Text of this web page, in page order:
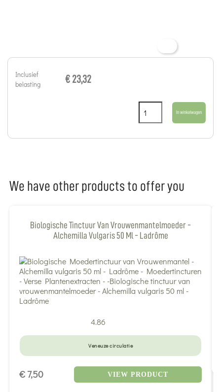
Inclusief
belasting
€ 23,32
In winkelwagen
We have other products to offer you
Biologische Tinctuur Van Vrouwenmantelmoeder -
Alchemilla Vulgaris 50 Ml - Ladrôme
4.86
Veneuze circulatie
€ 7,50 VIEW PRODUCT